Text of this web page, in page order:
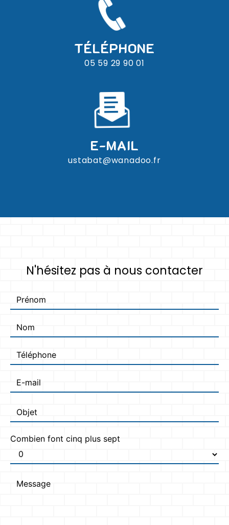
TÉLÉPHONE
05 59 29 90 01
E-MAIL
ustabat@wanadoo.fr
N'hésitez pas à nous contacter
Combien font cinq plus sept